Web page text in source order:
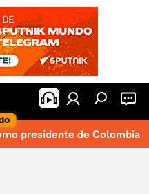
presidente de Colombia